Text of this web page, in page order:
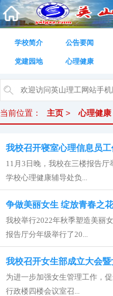
学校简介 公告要闻
党建园地 心理健康
当前位置： 主页 > 心理健康
我校召开寝室心理信息员工
11月3日晚，我校在三楼报告厅
学校心理健康辅导处负...
争做美丽女生 绽放青春之花
我校举行2022年秋季塑造美丽
报告厅分年级举行了20...
我校召开女生部成立大会
为进一步加强女生管理工作，
行政楼四楼会议室召...